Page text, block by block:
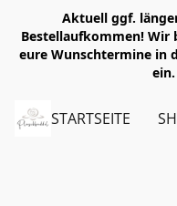
Aktuell ggf.
Bestellaufkommen!
eure Wunschtermine in
STARTSEITE